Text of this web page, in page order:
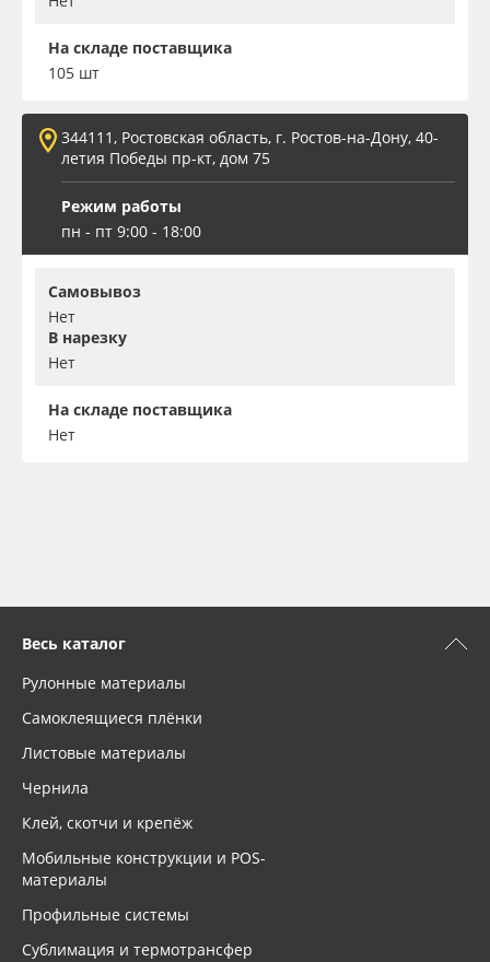
На складе поставщика
105 шт
344111, Ростовская область, г. Ростов-на-Дону, 40-
летия Победы пр-кт, дом 75
Режим работы
пн - пт 9:00 - 18:00
Самовывоз
Нет
В нарезку
Нет
На складе поставщика
Нет
Весь каталог
Рулонные материалы
Самоклеящиеся плёнки
Листовые материалы
Чернила
Клей, скотчи и крепёж
Мобильные конструкции и POS-
материалы
Профильные системы
Сублимация и термотрансфер